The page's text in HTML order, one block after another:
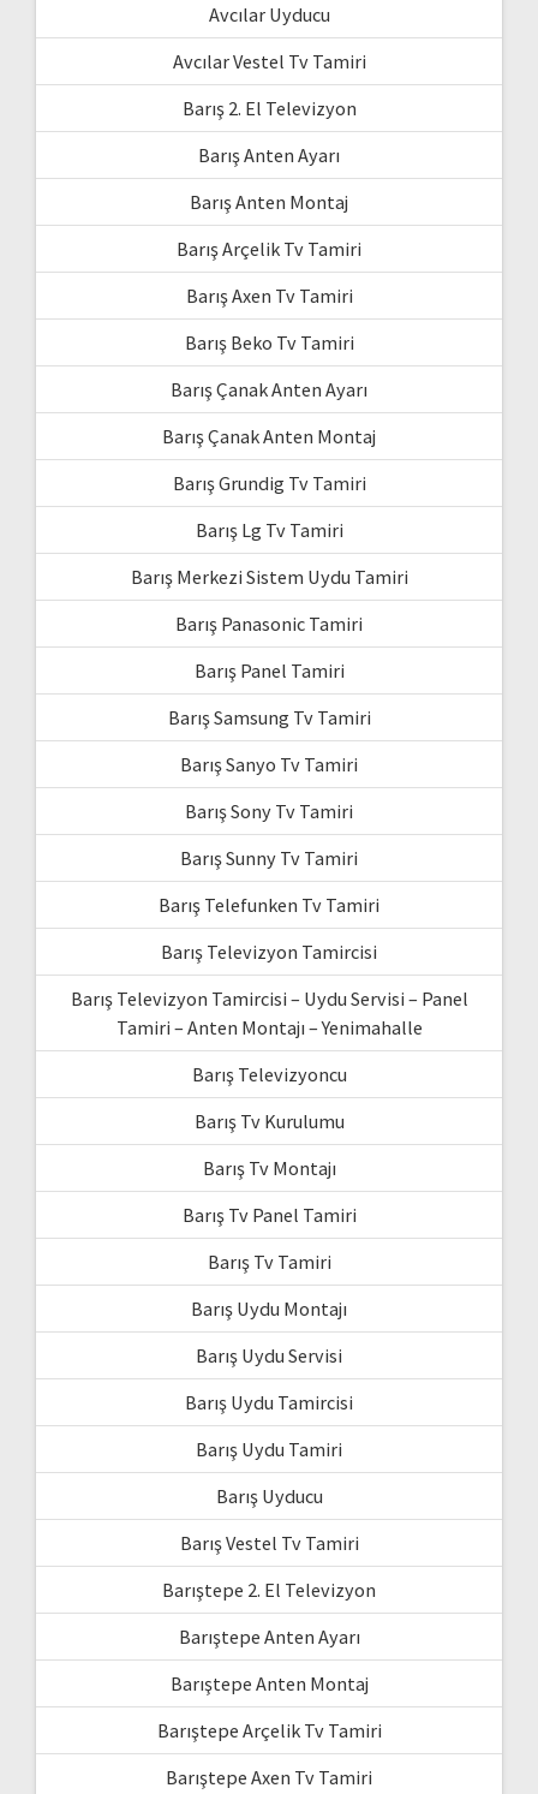
Avcılar Uyducu
Avcılar Vestel Tv Tamiri
Barış 2. El Televizyon
Barış Anten Ayarı
Barış Anten Montaj
Barış Arçelik Tv Tamiri
Barış Axen Tv Tamiri
Barış Beko Tv Tamiri
Barış Çanak Anten Ayarı
Barış Çanak Anten Montaj
Barış Grundig Tv Tamiri
Barış Lg Tv Tamiri
Barış Merkezi Sistem Uydu Tamiri
Barış Panasonic Tamiri
Barış Panel Tamiri
Barış Samsung Tv Tamiri
Barış Sanyo Tv Tamiri
Barış Sony Tv Tamiri
Barış Sunny Tv Tamiri
Barış Telefunken Tv Tamiri
Barış Televizyon Tamircisi
Barış Televizyon Tamircisi – Uydu Servisi – Panel
Tamiri – Anten Montajı – Yenimahalle
Barış Televizyoncu
Barış Tv Kurulumu
Barış Tv Montajı
Barış Tv Panel Tamiri
Barış Tv Tamiri
Barış Uydu Montajı
Barış Uydu Servisi
Barış Uydu Tamircisi
Barış Uydu Tamiri
Barış Uyducu
Barış Vestel Tv Tamiri
Barıştepe 2. El Televizyon
Barıştepe Anten Ayarı
Barıştepe Anten Montaj
Barıştepe Arçelik Tv Tamiri
Barıştepe Axen Tv Tamiri